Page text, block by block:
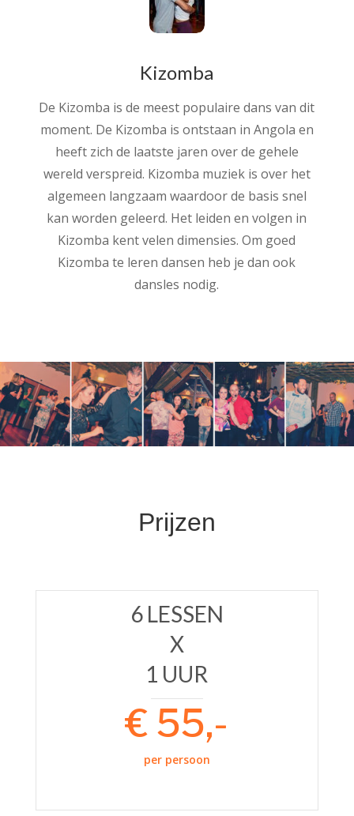
Kizomba
De Kizomba is de meest populaire dans van dit
moment. De Kizomba is ontstaan in Angola en
heeft zich de laatste jaren over de gehele
wereld verspreid. Kizomba muziek is over het
algemeen langzaam waardoor de basis snel
kan worden geleerd. Het leiden en volgen in
Kizomba kent velen dimensies. Om goed
Kizomba te leren dansen heb je dan ook
dansles nodig.
Prijzen
6 LESSEN
X
1 UUR
€ 55,-
per persoon